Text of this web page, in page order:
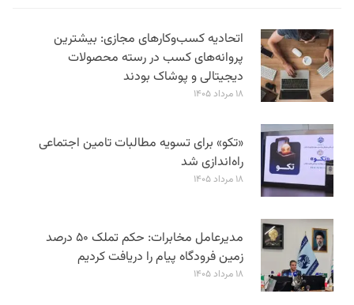
اتحادیه کسب‌وکارهای مجازی: بیشترین
پروانه‌های کسب در رسته محصولات
دیجیتالی و پوشاک بودند
۱۸ مرداد ۱۴۰۵
«تکو» برای تسویه مطالبات تامین اجتماعی
راه‌اندازی شد
۱۸ مرداد ۱۴۰۵
مدیرعامل مخابرات: حکم تملک ۵۰ درصد
زمین فرودگاه پیام را دریافت کردیم
۱۸ مرداد ۱۴۰۵